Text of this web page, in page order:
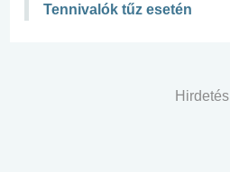
Tennivalók tűz esetén
Hirdetés